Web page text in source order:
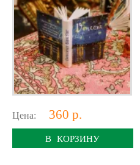
Цена: 360 р.
В КОРЗИНУ